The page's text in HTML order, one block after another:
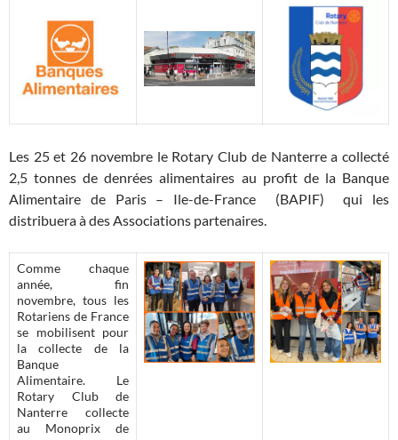
Les 25 et 26 novembre le Rotary Club de Nanterre a collecté
2,5 tonnes de denrées alimentaires au profit de la Banque
Alimentaire de Paris – Ile-de-France (BAPIF) qui les
distribuera à des Associations partenaires.
Comme chaque
année, fin
novembre, tous les
Rotariens de France
se mobilisent pour
la collecte de la
Banque
Alimentaire. Le
Rotary Club de
Nanterre collecte
au Monoprix de